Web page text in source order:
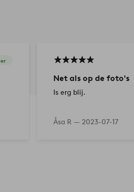
Net als op de foto's
Is erg blij.
Åsa R — 2023-07-17